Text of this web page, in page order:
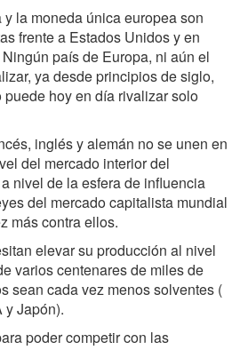
la moneda única europea son
frente a Estados Unidos y en
país de Europa, ni aún el
ya desde principios de siglo,
hoy en día rivalizar solo
inglés y alemán no se unen en
del mercado interior del
nivel de la esfera de influencia
del mercado capitalista mundial
más contra ellos.
elevar su producción al nivel
varios centenares de miles de
sean cada vez menos solventes (
y Japón).
poder competir con las